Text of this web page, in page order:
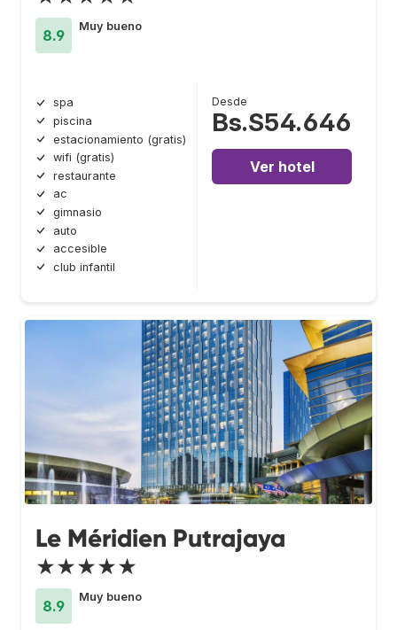
8.9
Muy bueno
spa
piscina
estacionamiento (gratis)
wifi (gratis)
restaurante
ac
gimnasio
auto
accesible
club infantil
Desde
Bs.S54.646
Ver hotel
Le Méridien Putrajaya
★★★★★
8.9
Muy bueno